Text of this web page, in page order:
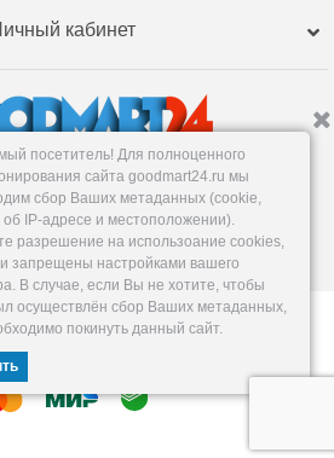
кабинет
+79120359761 MAX,TG
в Екатеринбург е
Пт: 10-19, Сб, Вс: вых.
— Склад низких цен.
Разработка —
VOID MEDIA
посетитель! Для полноценного
сайта goodmart24.ru мы
сбор Ваших метаданных (cookie,
IP-адресе и местоположении).
разрешение на использоание cookies,
запрещены настройками вашего
В случае, если Вы не хотите, чтобы
осуществлён сбор Ваших метаданных,
покинуть данный сайт.